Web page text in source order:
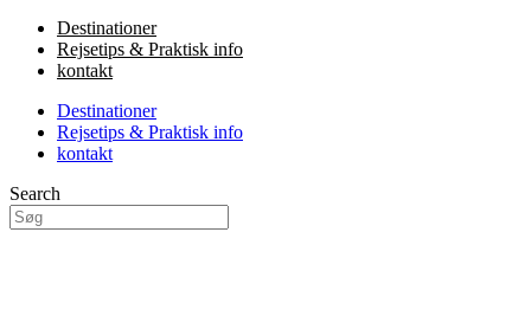
Destinationer
Rejsetips & Praktisk info
kontakt
Destinationer
Rejsetips & Praktisk info
kontakt
Search